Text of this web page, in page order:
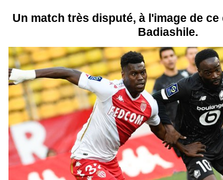
Un match très disputé, à l'image de
Badiashile.